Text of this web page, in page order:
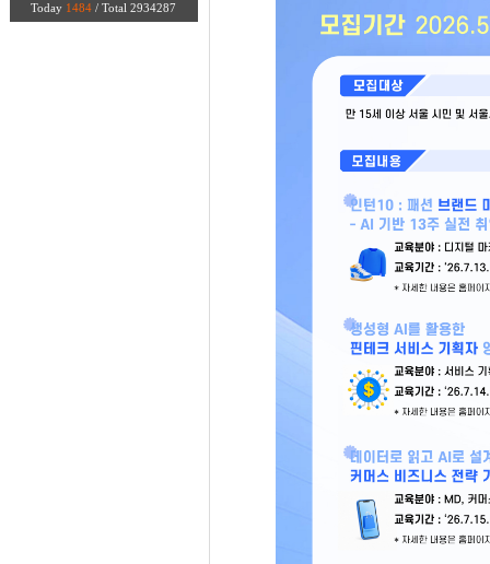
Today 1484/ Total 2934287